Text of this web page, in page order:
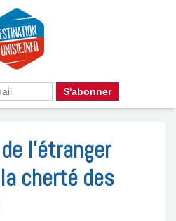
l’étranger
cherté des